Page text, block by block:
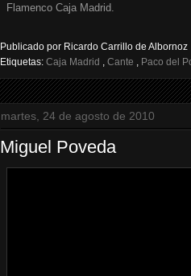
Flamenco Caja Madrid.
Publicado por Ricardo Carrillo de Albornoz
Etiquetas: Caja Madrid , Cante , Paco del
martes, 24 de agosto de 2010
Miguel Poveda